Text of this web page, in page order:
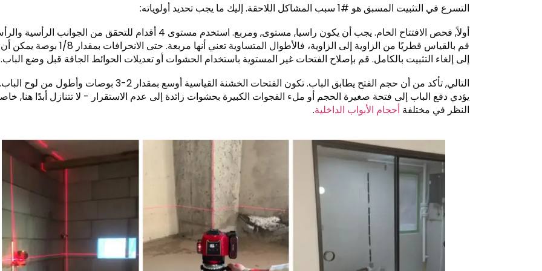
التسرع في التثبيت المسبق هو #1 سبب المشاكل اللاحقة. إليك ما يجب تحديد أولوياته:
أولاً, فحص الافتتاح الخام. يجب أن يكون راسيا, مستوى, ومربع. استخدم مستوى 4 أقدام للتحقق من الجوانب
قم بالقياس قطريًا من الزاوية إلى الزاوية، فالأطوال المتساوية تعني أنها مربعة. حتى
إلى إلغاء التثبيت بالكامل. قم بإصلاح الفتحات غير المستوية باستخدام الحشوات أو تعديلات الحوائط الجافة قبل وضع الباب.
التالي, تأكد من أن حجم الفتح يطابق الباب. تكون الفتحات الخشنة القياسية أوسع بمقدار 2-3 بوصات وأطول من لوح الباب.
يؤدي دفع الباب إلى فتحة صغيرة الحجم أو ملء الفجوات الكبيرة بحشوات زائدة إلى عدم الاستقرار - لا تتنازل أبدًا هنا,
النظر في مختلفة أحجام الأبواب الداخلية.